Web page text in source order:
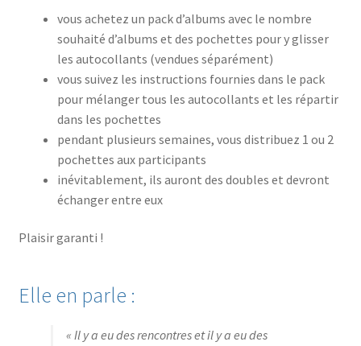
vous achetez un pack d’albums avec le nombre
souhaité d’albums et des pochettes pour y glisser
les autocollants (vendues séparément)
vous suivez les instructions fournies dans le pack
pour mélanger tous les autocollants et les répartir
dans les pochettes
pendant plusieurs semaines, vous distribuez 1 ou 2
pochettes aux participants
inévitablement, ils auront des doubles et devront
échanger entre eux
Plaisir garanti !
Elle en parle :
« Il y a eu des rencontres et il y a eu des